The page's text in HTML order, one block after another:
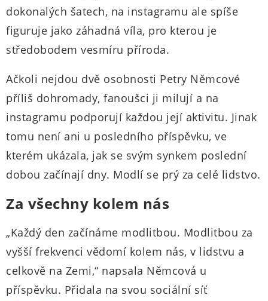
dokonalých šatech, na instagramu ale spíše
figuruje jako záhadná víla, pro kterou je
středobodem vesmíru příroda.
Ačkoli nejdou dvě osobnosti Petry Němcové
příliš dohromady, fanoušci ji milují a na
instagramu podporují každou její aktivitu. Jinak
tomu není ani u posledního příspěvku, ve
kterém ukázala, jak se svým synkem poslední
dobou začínají dny. Modlí se prý za celé lidstvo.
Za všechny kolem nás
„Každý den začínáme modlitbou. Modlitbou za
vyšší frekvenci vědomí kolem nás, v lidstvu a
celkově na Zemi,“ napsala Němcová u
příspěvku. Přidala na svou sociální síť